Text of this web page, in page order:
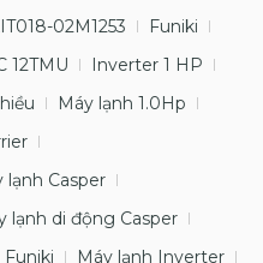
02M1253
Funiki
12TMU
Inverter 1 HP
Máy lạnh 1.0Hp
lạnh Casper
lạnh di động Casper
Funiki Máy lạnh Inverter